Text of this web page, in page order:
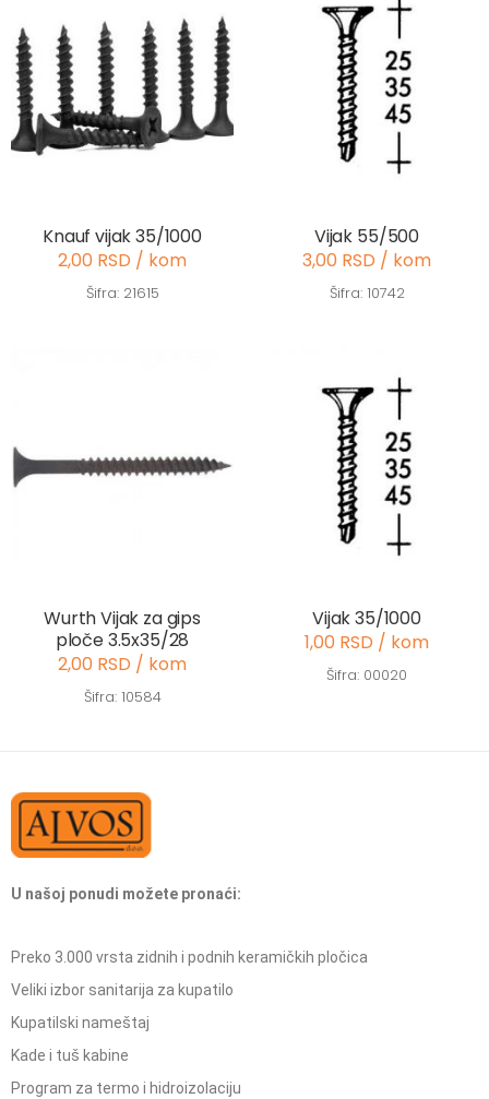
Knauf vijak 35/1000
2,00 RSD / kom
Šifra: 21615
Vijak 55/500
3,00 RSD / kom
Šifra: 10742
Wurth Vijak za gips
ploče 3.5x35/28
2,00 RSD / kom
Šifra: 10584
Vijak 35/1000
1,00 RSD / kom
Šifra: 00020
U našoj ponudi možete pronaći:
Preko 3.000 vrsta zidnih i podnih keramičkih pločica
Veliki izbor sanitarija za kupatilo
Kupatilski nameštaj
Kade i tuš kabine
Program za termo i hidroizolaciju